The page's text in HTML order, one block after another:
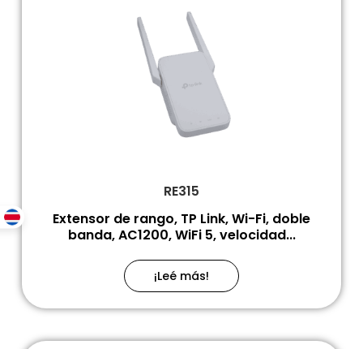
RE315
Extensor de rango, TP Link, Wi-Fi, doble
banda, AC1200, WiFi 5, velocidad...
¡Leé más!